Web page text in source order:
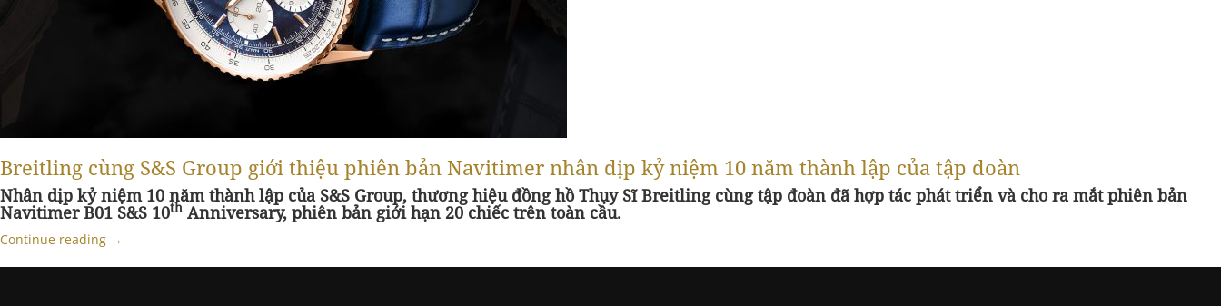
Breitling cùng S&S Group giới thiệu phiên bản Navitimer nhân dịp kỷ niệm 10 năm thành lập của tập đoàn
Nhân dịp kỷ niệm 10 năm thành lập của S&S Group, thương hiệu đồng hồ Thụy Sĩ Breitling cùng tập đoàn đã hợp tác phát triển và cho ra mắt phiên bản
Navitimer B01 S&S 10th Anniversary, phiên bản giới hạn 20 chiếc trên toàn cầu.
Continue reading →